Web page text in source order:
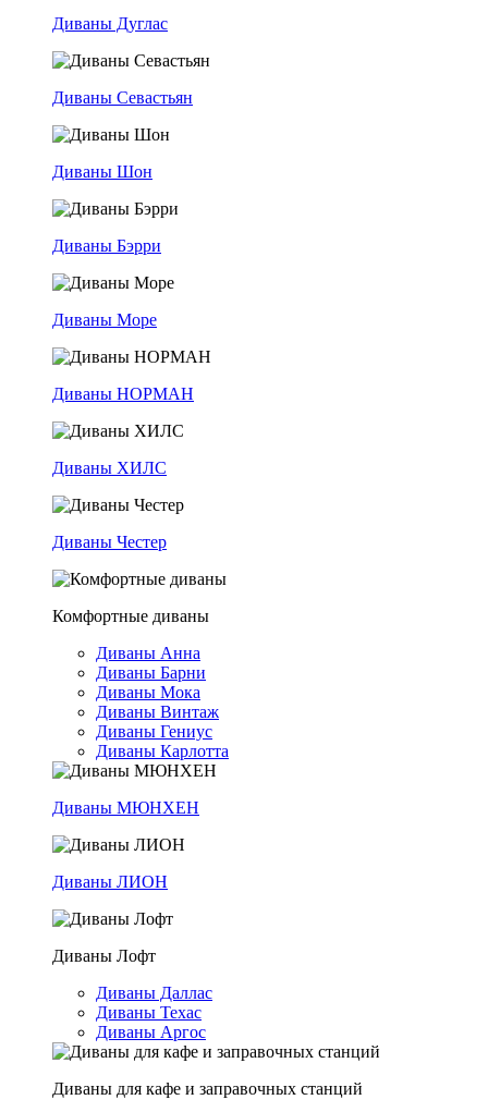
Диваны Дуглас
Диваны Севастьян
Диваны Шон
Диваны Бэрри
Диваны Море
Диваны НОРМАН
Диваны ХИЛС
Диваны Честер
Комфортные диваны
Диваны Анна
Диваны Барни
Диваны Мока
Диваны Винтаж
Диваны Гениус
Диваны Карлотта
Диваны МЮНХЕН
Диваны ЛИОН
Диваны Лофт
Диваны Даллас
Диваны Техас
Диваны Аргос
Диваны для кафе и заправочных станций